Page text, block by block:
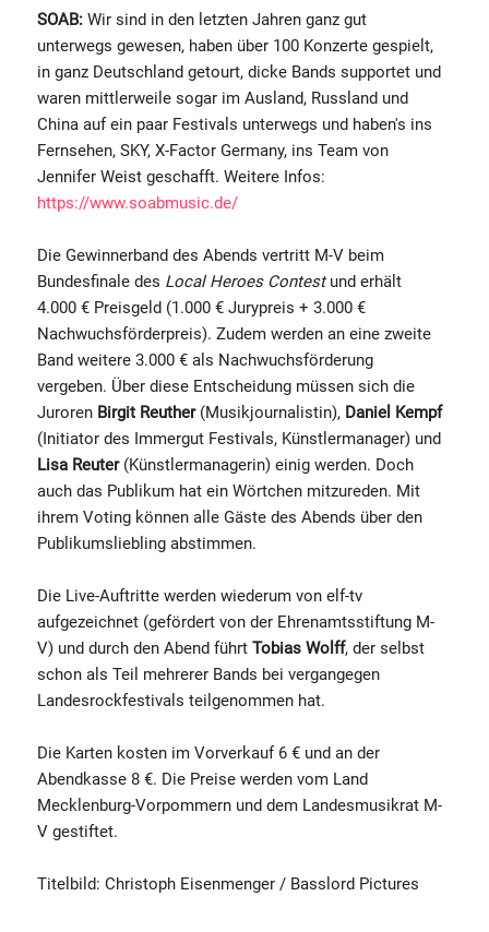
SOAB: Wir sind in den letzten Jahren ganz gut
unterwegs gewesen, haben über 100 Konzerte gespielt,
in ganz Deutschland getourt, dicke Bands supportet und
waren mittlerweile sogar im Ausland, Russland und
China auf ein paar Festivals unterwegs und haben's ins
Fernsehen, SKY, X-Factor Germany, ins Team von
Jennifer Weist geschafft. Weitere Infos:
https://www.soabmusic.de/
Die Gewinnerband des Abends vertritt M-V beim
Bundesfinale des Local Heroes Contestund erhält
4.000 € Preisgeld (1.000 € Jurypreis + 3.000 €
Nachwuchsförderpreis). Zudem werden an eine zweite
Band weitere 3.000 € als Nachwuchsförderung
vergeben. Über diese Entscheidung müssen sich die
Juroren Birgit Reuther (Musikjournalistin), Daniel Kempf
(Initiator des Immergut Festivals, Künstlermanager) und
Lisa Reuter(Künstlermanagerin) einig werden. Doch
auch das Publikum hat ein Wörtchen mitzureden. Mit
ihrem Voting können alle Gäste des Abends über den
Publikumsliebling abstimmen.
Die Live-Auftritte werden wiederum von elf-tv
aufgezeichnet (gefördert von der Ehrenamtsstiftung M-
V) und durch den Abend führt Tobias Wolff, der selbst
schon als Teil mehrerer Bands bei vergangegen
Landesrockfestivals teilgenommen hat.
Die Karten kosten im Vorverkauf 6 € und an der
Abendkasse 8 €. Die Preise werden vom Land
Mecklenburg-Vorpommern und dem Landesmusikrat M-
V gestiftet.
Titelbild: Christoph Eisenmenger / Basslord Pictures